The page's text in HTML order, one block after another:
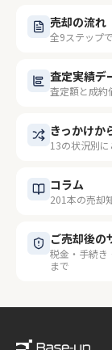
売却の流れ
全9ステップ
査定実績デ
査定額と成約
きっかけか
13の状況別に
コラム
201本の売却
ご売却後の
税金・手続き
まで